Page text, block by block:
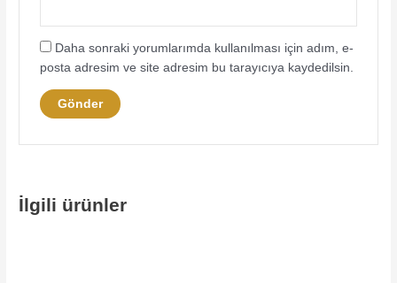
Daha sonraki yorumlarımda kullanılması için adım, e-
posta adresim ve site adresim bu tarayıcıya kaydedilsin.
İlgili ürünler